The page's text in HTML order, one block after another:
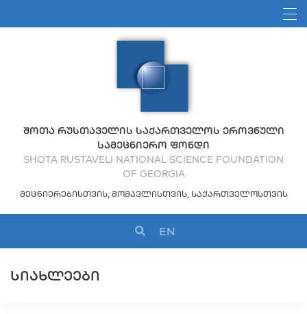
ᲨᲝᲗᲐ ᲠᲣᲡᲗᲐᲕᲔᲚᲘᲡ ᲡᲐᲥᲐᲠᲗᲕᲔᲚᲝᲡ ᲔᲠᲝᲕᲜᲣᲚᲘ
ᲡᲐᲛᲔᲪᲜᲘᲔᲠᲝ ᲤᲝᲜᲓᲘ
SHOTA RUSTAVELI NATIONAL SCIENCE FOUNDATION
OF GEORGIA
ᲛᲔᲪᲜᲘᲔᲠᲔᲑᲘᲡᲗᲕᲘᲡ, ᲛᲝᲛᲐᲕᲚᲘᲡᲗᲕᲘᲡ, ᲡᲐᲥᲐᲠᲗᲕᲔᲚᲝᲡᲗᲕᲘᲡ
EN
ᲡᲘᲐᲮᲚᲔᲔᲑᲘ